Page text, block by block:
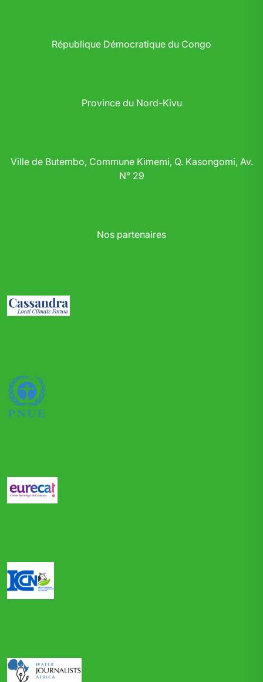
République Démocratique du Congo
Province du Nord-Kivu
Ville de Butembo, Commune Kimemi, Q. Kasongomi, Av.
N° 29
Nos partenaires